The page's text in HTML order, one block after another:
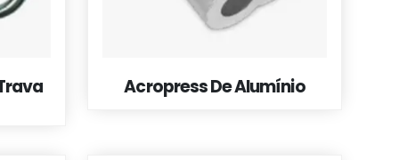
Acropress De Alumínio